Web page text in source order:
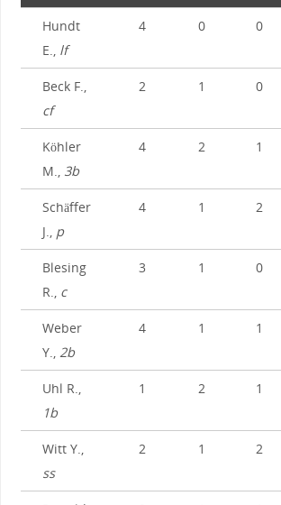
Hundt
E., lf
4 0 0
Beck F.,
cf
2 1 0
Köhler
M., 3b
4 2 1
Schäffer
J., p
4 1 2
Blesing
R., c
3 1 0
Weber
Y., 2b
4 1 1
Uhl R.,
1b
1 2 1
Witt Y.,
ss
2 1 2